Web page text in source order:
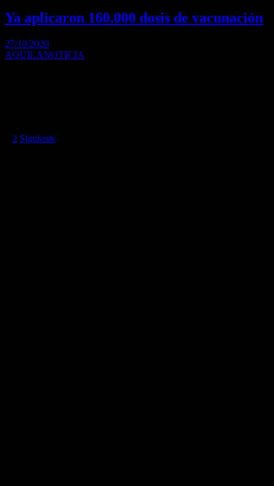
Ya aplicaron 160.000 dosis de vacunación
27/10/2020
AQUILANOTICIA
2 Siguiente